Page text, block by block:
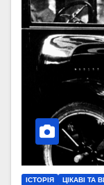
ІСТОРІЯ ЦІКАВІ ТА